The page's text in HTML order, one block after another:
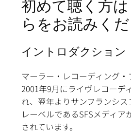
初めて聴く方
らをお読みく
イントロダクション
マーラー・レコーディング・
2001年9月にライヴレコーデ
れ、翌年よりサンフランシ
レーベルであるSFSメディア
されています。